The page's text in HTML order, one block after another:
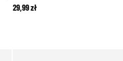
29,99 zł